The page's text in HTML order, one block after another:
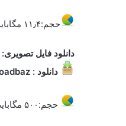
حجم:۱۱٫۴ مگابایت
دانلود فایل تصویری:
دانلود :
حجم:۵۰۰ مگابایت